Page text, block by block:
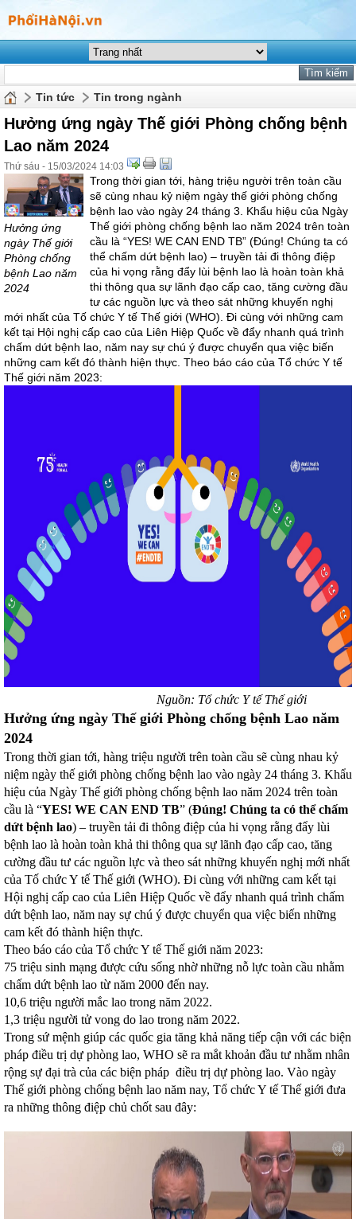
Tin tức Tin trong ngành
Hưởng ứng ngày Thế giới Phòng chống bệnh
Lao năm 2024
Thứ sáu - 15/03/2024 14:03
Hưởng ứng
ngày Thế giới
Phòng chống
bệnh Lao năm
2024
Trong thời gian tới, hàng triệu người trên toàn cầu
sẽ cùng nhau kỷ niệm ngày thế giới phòng chống
bệnh lao vào ngày 24 tháng 3. Khẩu hiệu của Ngày
Thế giới phòng chống bệnh lao năm 2024 trên toàn
cầu là “YES! WE CAN END TB” (Đúng! Chúng ta có
thể chấm dứt bệnh lao) – truyền tải đi thông điệp
của hi vọng rằng đẩy lùi bệnh lao là hoàn toàn khả
thi thông qua sự lãnh đạo cấp cao, tăng cường đầu
tư các nguồn lực và theo sát những khuyến nghị
mới nhất của Tố chức Y tế Thế giới (WHO). Đi cùng với những cam
kết tại Hội nghị cấp cao của Liên Hiệp Quốc về đẩy nhanh quá trình
chấm dứt bệnh lao, năm nay sự chú ý được chuyển qua việc biến
những cam kết đó thành hiện thực. Theo báo cáo của Tổ chức Y tế
Thế giới năm 2023:
Nguồn: Tổ chức Y tế Thế giới
Hưởng ứng ngày Thế giới Phòng chống bệnh Lao năm
2024
Trong thời gian tới, hàng triệu người trên toàn cầu sẽ cùng nhau kỷ
niệm ngày thế giới phòng chống bệnh lao vào ngày 24 tháng 3. Khẩu
hiệu của Ngày Thế giới phòng chống bệnh lao năm 2024 trên toàn
cầu là “YES! WE CAN END TB” (Đúng! Chúng ta có thể chấm
dứt bệnh lao) – truyền tải đi thông điệp của hi vọng rằng đẩy lùi
bệnh lao là hoàn toàn khả thi thông qua sự lãnh đạo cấp cao, tăng
cường đầu tư các nguồn lực và theo sát những khuyến nghị mới nhất
của Tố chức Y tế Thế giới (WHO). Đi cùng với những cam kết tại
Hội nghị cấp cao của Liên Hiệp Quốc về đẩy nhanh quá trình chấm
dứt bệnh lao, năm nay sự chú ý được chuyển qua việc biến những
cam kết đó thành hiện thực.
Theo báo cáo của Tổ chức Y tế Thế giới năm 2023:
75 triệu sinh mạng được cứu sống nhờ những nỗ lực toàn cầu nhằm
chấm dứt bệnh lao từ năm 2000 đến nay.
10,6 triệu người mắc lao trong năm 2022.
1,3 triệu người tử vong do lao trong năm 2022.
Trong sứ mệnh giúp các quốc gia tăng khả năng tiếp cận với các biện
pháp điều trị dự phòng lao, WHO sẽ ra mắt khoản đầu tư nhằm nhân
rộng sự đại trà của các biện pháp điều trị dự phòng lao. Vào ngày
Thế giới phòng chống bệnh lao năm nay, Tổ chức Y tế Thế giới đưa
ra những thông điệp chủ chốt sau đây: